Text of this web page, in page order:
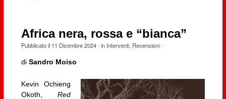
Africa nera, rossa e “bianca”
Pubblicato il 11 Dicembre 2024· in Interventi, Recensioni·
di Sandro Moiso
Kevin Ochieng
Okoth,Red